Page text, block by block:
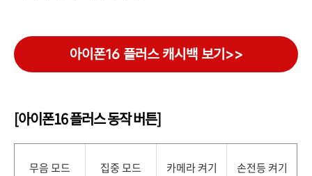
아이폰16 플러스 캐시백 보기>>
[아이폰16 플러스 동작 버튼]
무음 모드 집중 모드 카메라 켜기 손전등 켜기